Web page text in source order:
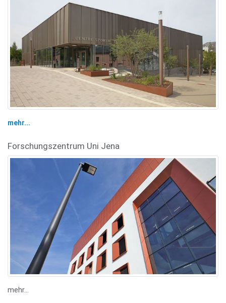
mehr...
Forschungszentrum Uni Jena
mehr...